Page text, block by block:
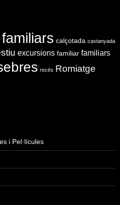
calçotada castanyada
excursions familiar familiars
recés Romiatge
i Pel·lícules